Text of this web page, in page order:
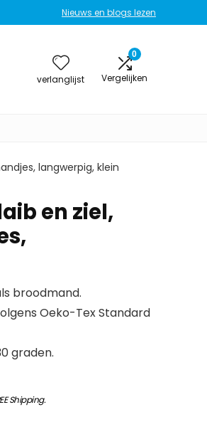
Nieuws en blogs lezen
verlanglijst
0
Vergelijken
langwerpig, klein
en ziel,
broodmand.
Oeko-Tex Standard
graden.
Shipping.